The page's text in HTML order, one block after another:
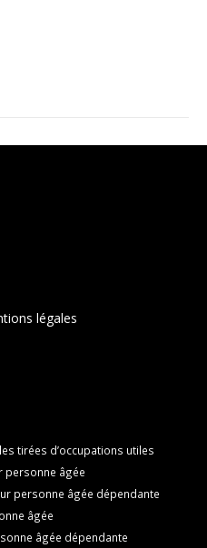
légales
tirées d’occupations utiles
personne âgée
personne âgée dépendante
âgée
âgée dépendante